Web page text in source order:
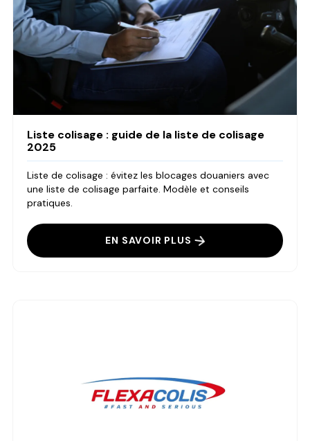
Liste colisage : guide de la liste de colisage
2025
Liste de colisage : évitez les blocages douaniers avec
une liste de colisage parfaite. Modèle et conseils
pratiques.
EN SAVOIR PLUS